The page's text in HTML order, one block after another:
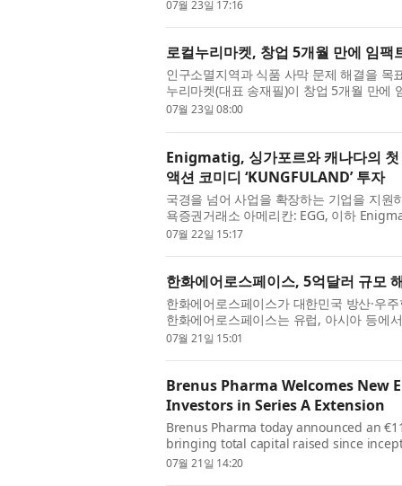
07월 23일 17:16
로컬누리마켓, 창업 5개월 만에 임
인구소멸지역과 식품 사막 문제 해결을
누리마켓(대표 송재필)이 창업 5개월 만에
명)로부터 3억원 규모의 시드투자를 유치
07월 23일 08:00
Enigmatig, 싱가포르와 캐나다의 첫
액션 코미디 ‘KUNGFULAND’ 투자
국경을 넘어 사업을 확장하는 기업을 지
욕증권거래소 아메리칸: EGG, 이하
극영화 장편 액션 코미디 ‘KUNGFULAND’
07월 22일 15:17
한화에어로스페이스, 5억달러 규모
한화에어로스페이스가 대한민국 방산·우
한화에어로스페이스는 유럽, 아시아 등에
building)을 진행해 5억달러(약 7410억원)
07월 21일 15:01
Brenus Pharma Welcomes New
Investors in Series A Extension
Brenus Pharma today announced an
bringing total capital raised since
strong execution across clinical,
07월 21일 14:20